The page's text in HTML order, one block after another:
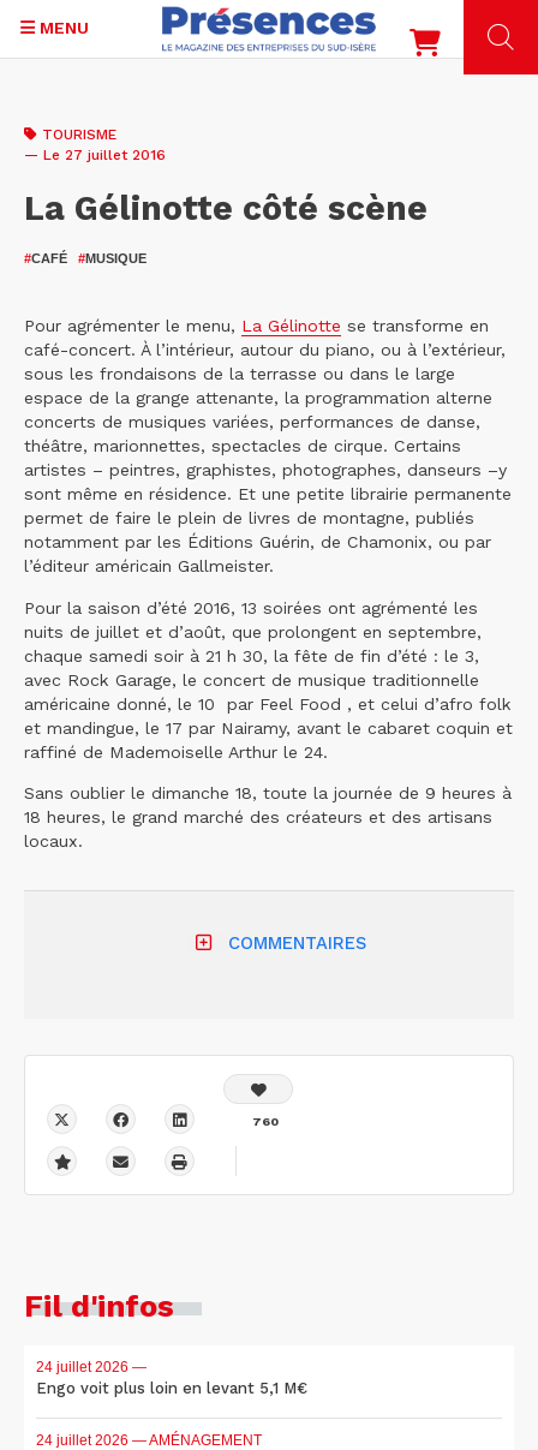
contenu
MENU
TOURISME
— Le 27 juillet 2016
La Gélinotte côté scène
#CAFÉ #MUSIQUE
Pour agrémenter le menu, La Gélinotte se transforme en
café-concert. À l’intérieur, autour du piano, ou à l’extérieur,
sous les frondaisons de la terrasse ou dans le large
espace de la grange attenante, la programmation alterne
concerts de musiques variées, performances de danse,
théâtre, marionnettes, spectacles de cirque. Certains
artistes – peintres, graphistes, photographes, danseurs –y
sont même en résidence. Et une petite librairie permanente
permet de faire le plein de livres de montagne, publiés
notamment par les Éditions Guérin, de Chamonix, ou par
l’éditeur américain Gallmeister.
Pour la saison d’été 2016, 13 soirées ont agrémenté les
nuits de juillet et d’août, que prolongent en septembre,
chaque samedi soir à 21 h 30, la fête de fin d’été : le 3,
avec Rock Garage, le concert de musique traditionnelle
américaine donné, le 10 par Feel Food , et celui d’afro folk
et mandingue, le 17 par Nairamy, avant le cabaret coquin et
raffiné de Mademoiselle Arthur le 24.
Sans oublier le dimanche 18, toute la journée de 9 heures à
18 heures, le grand marché des créateurs et des artisans
locaux.
COMMENTAIRES
760
Fil d'infos
24 juillet 2026 —
Engo voit plus loin en levant 5,1 M€
24 juillet 2026 — AMÉNAGEMENT